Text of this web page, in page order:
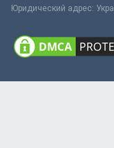
Юридический адрес: